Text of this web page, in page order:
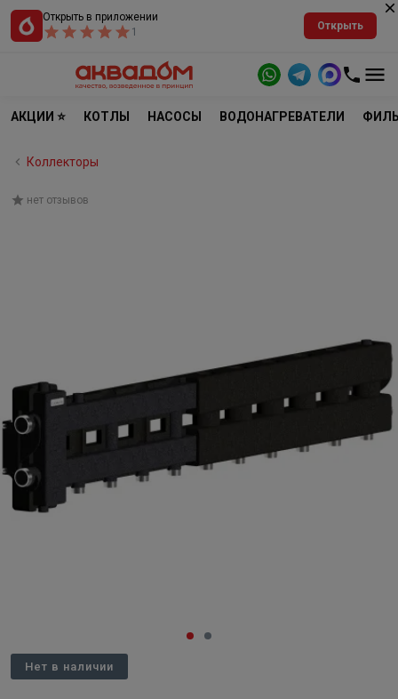
Открыть в приложении
1
Открыть
АКЦИИ ⭐ КОТЛЫ НАСОСЫ ВОДОНАГРЕВАТЕЛИ
Коллекторы
нет отзывов
Нет в наличии